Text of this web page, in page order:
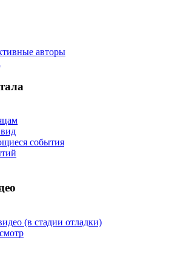
авторы
события
(в стадии отладки)